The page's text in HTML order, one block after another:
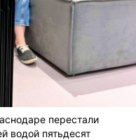
перестали
водой пятьдесят